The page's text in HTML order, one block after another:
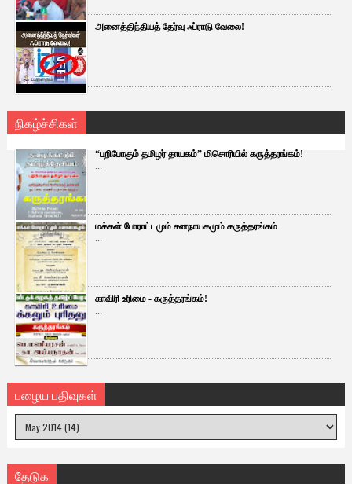
அனைத்திந்தியத் தேர்வு ஃப்ராடு வேலை!
நிகழ்ச்சிகள்
“பறிபோகும் தமிழர் தாயகம்” மிசொரியில் கருத்தரங்கம்!
...
மக்கள் போராட்டமும் சனநாயகமும் கருத்தரங்கம்
...
காவிரி உரிமை - கருத்தரங்கம்!
...
பழைய பதிவுகள்
தேடுக